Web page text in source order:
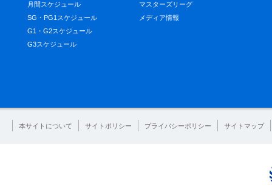
月間スケジュール
SG・PG1スケジュール
G1・G2スケジュール
G3スケジュール
マスターズリーグ
メディア情報
本サイトについて サイトポリシー プライバシーポリシー サイトマップ